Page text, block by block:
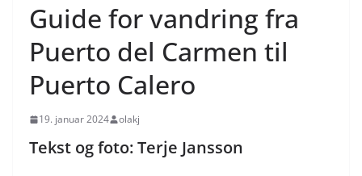
Guide for vandring fra
Puerto del Carmen til
Puerto Calero
19. januar 2024 olakj
Tekst og foto: Terje Jansson